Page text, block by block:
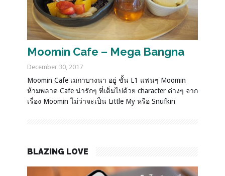
Moomin Cafe – Mega Bangna
December 30, 2017
Moomin Cafe เมกาบางนา อยู่ ชั้น L1 แฟนๆ Moomin
ห้ามพลาด Cafe น่ารักๆ ที่เต็มไปด้วย character ต่างๆ จาก
เรื่อง Moomin ไม่ว่าจะเป็น Little My หรือ Snufkin
BLAZING LOVE